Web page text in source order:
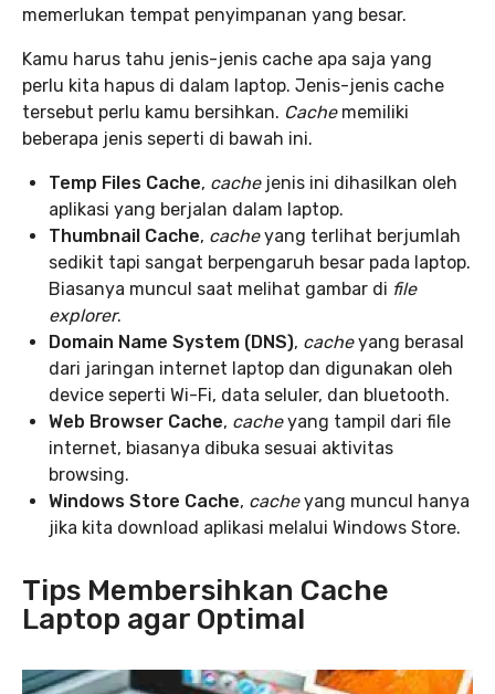
memerlukan tempat penyimpanan yang besar.
Kamu harus tahu jenis-jenis cache apa saja yang
perlu kita hapus di dalam laptop. Jenis-jenis cache
tersebut perlu kamu bersihkan. Cache memiliki
beberapa jenis seperti di bawah ini.
Temp Files Cache, cachejenis ini dihasilkan oleh
aplikasi yang berjalan dalam laptop.
Thumbnail Cache, cacheyang terlihat berjumlah
sedikit tapi sangat berpengaruh besar pada laptop.
Biasanya muncul saat melihat gambar di file
explorer.
Domain Name System (DNS), cacheyang berasal
dari jaringan internet laptop dan digunakan oleh
device seperti Wi-Fi, data seluler, dan bluetooth.
Web Browser Cache, cacheyang tampil dari file
internet, biasanya dibuka sesuai aktivitas
browsing.
Windows Store Cache, cacheyang muncul hanya
jika kita download aplikasi melalui Windows Store.
Tips Membersihkan Cache
Laptop agar Optimal